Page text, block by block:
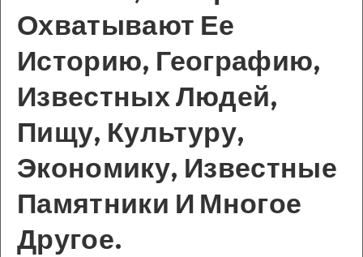
Охватывают Ее
Историю, Географию,
Известных Людей,
Пищу, Культуру,
Экономику, Известные
Памятники И Многое
Другое.